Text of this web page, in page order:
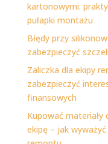
kartonowymi:
pułapki montażu
Błędy przy
zabezpieczyć
Zaliczka dla ekipy
zabezpieczyć
finansowych
Kupować materiały
ekipę – jak